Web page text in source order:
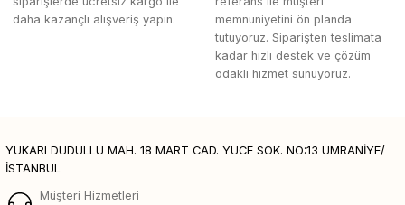
daha kazançlı alışveriş yapın.
memnuniyetini ön planda
tutuyoruz. Siparişten teslimata
kadar hızlı destek ve çözüm
odaklı hizmet sunuyoruz.
YUKARI DUDULLU MAH. 18 MART CAD. YÜCE SOK. NO:13 ÜMRANİYE/
İSTANBUL
Müşteri Hizmetleri